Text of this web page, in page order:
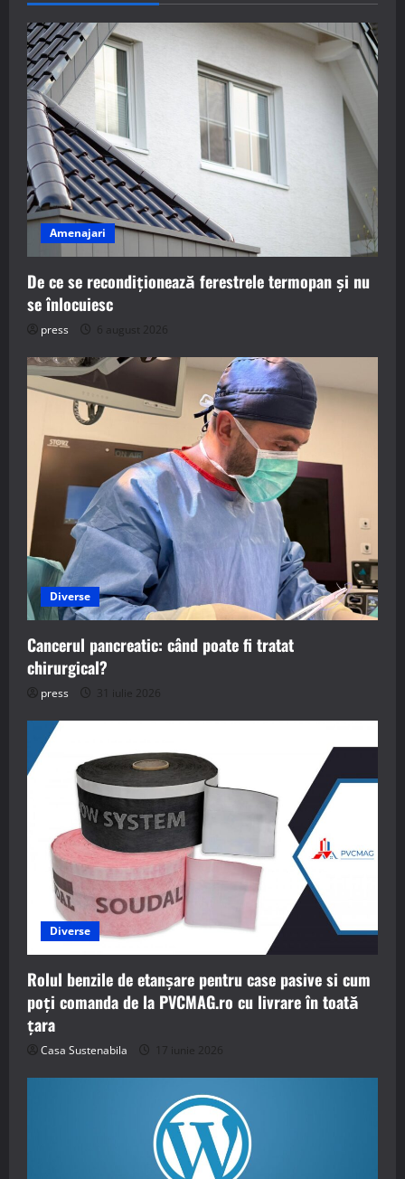
Amenajari
De ce se recondiționează ferestrele termopan și nu
se înlocuiesc
press 6 august 2026
Diverse
Cancerul pancreatic: când poate fi tratat
chirurgical?
press 31 iulie 2026
Diverse
Rolul benzile de etanșare pentru case pasive si cum
poți comanda de la PVCMAG.ro cu livrare în toată
țara
Casa Sustenabila 17 iunie 2026